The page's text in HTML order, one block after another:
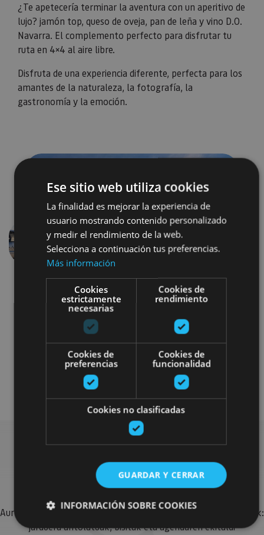
¿Te apetecería terminar la aventura con un aperitivo de
lujo? jamón top, queso de oveja, pan de leña y vino D.O.
Navarra. El complemento perfecto para disfrutar tu
ruta en 4×4 al aire libre.
Disfruta de una experiencia diferente, perfecta para los
amantes de la naturaleza, la fotografía, la
gastronomía y la emoción.
Aurrekoa
4x4 / autoa Visitas guiadas
Gastronomía Enoturismo
Bilatu plan gehiago
Aurkitu zure bidaia Nafarroan osatzeko planak eta iradokizunak:
jarduera antolatuak, bisitak eta agendaren ekitaldi
Ese sitio web utiliza cookies
La finalidad es mejorar la experiencia de
usuario mostrando contenido personalizado
y medir el rendimiento de la web.
Selecciona a continuación tus preferencias.
Más información
Cookies
estrictamente
necesarias
Cookies de
rendimiento
Cookies de
preferencias
Cookies de
funcionalidad
Cookies no clasificadas
GUARDAR Y CERRAR
INFORMACIÓN SOBRE COOKIES